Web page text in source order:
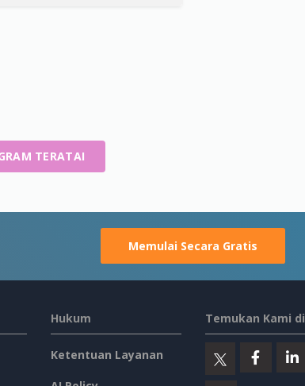
TERATAI
Memulai Secara Gratis
Hukum
Ketentuan Layanan
Temukan Kami di